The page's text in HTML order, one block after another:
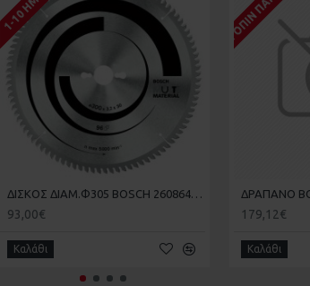
ΔΙΣΚΟΣ ΔΙΑΜ.Φ305 BOSCH 2608640453 Z96 ΑΛΟΥΜΙΝΙΟΥ - ΞΥΛΟΥ
93,00€
Καλάθι
179,12€
Καλάθι